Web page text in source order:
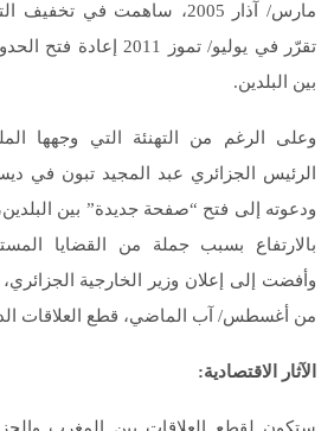
مارس/ آذار 2005، ساهمت في
تقرّر في يوليو/ تموز 2011
بين البلدين.
وعلى الرغم من التهنئة التي وجهها
ودعوته إلى فتح “صفحة جديدة” بين
بالارتفاع بسبب جملة من القضايا
من أغسطس/ آب الماضي، قطع العلاقات
الآثار الاقتصادية: